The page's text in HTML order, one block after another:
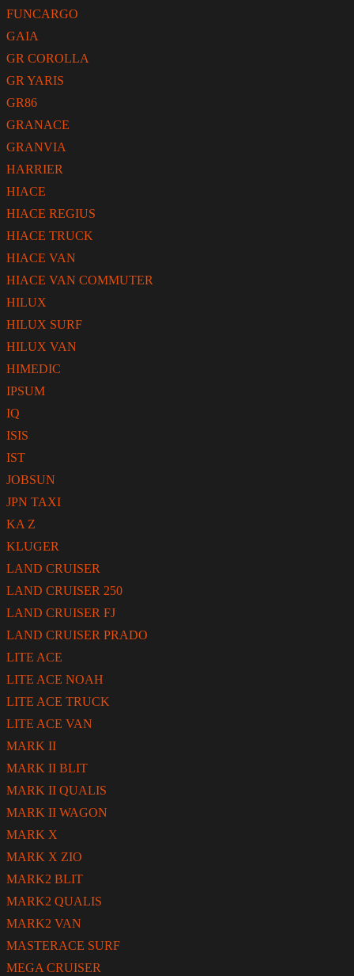
FUNCARGO
GAIA
GR COROLLA
GR YARIS
GR86
GRANACE
GRANVIA
HARRIER
HIACE
HIACE REGIUS
HIACE TRUCK
HIACE VAN
HIACE VAN COMMUTER
HILUX
HILUX SURF
HILUX VAN
HIMEDIC
IPSUM
IQ
ISIS
IST
JOBSUN
JPN TAXI
KA Z
KLUGER
LAND CRUISER
LAND CRUISER 250
LAND CRUISER FJ
LAND CRUISER PRADO
LITE ACE
LITE ACE NOAH
LITE ACE TRUCK
LITE ACE VAN
MARK II
MARK II BLIT
MARK II QUALIS
MARK II WAGON
MARK X
MARK X ZIO
MARK2 BLIT
MARK2 QUALIS
MARK2 VAN
MASTERACE SURF
MEGA CRUISER